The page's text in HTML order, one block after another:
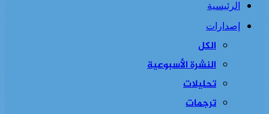
الرئيسية
إصدارات
الكل
النشرة الأسبوعية
تحليلات
ترجمات